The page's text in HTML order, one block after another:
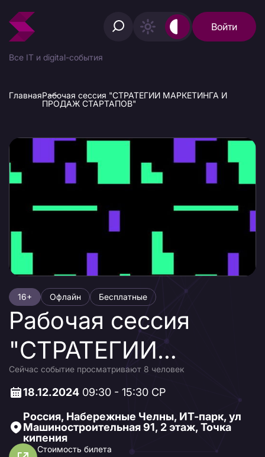
Войти
Все IT и digital-события
ГлавнаяРабочая сессия "СТРАТЕГИИ МАРКЕТИНГА И
ПРОДАЖ СТАРТАПОВ"
16+ Офлайн Бесплатные
Рабочая сессия
"СТРАТЕГИИ
МАРКЕТИНГА И
ПРОДАЖ
СТАРТАПОВ"
Сейчас событие просматривают 8 человек
18.12.2024 09:30 - 15:30 СР
Россия, Набережные Челны, ИТ-парк, ул
Машиностроительная 91, 2 этаж, Точка
кипения
Стоимость билета